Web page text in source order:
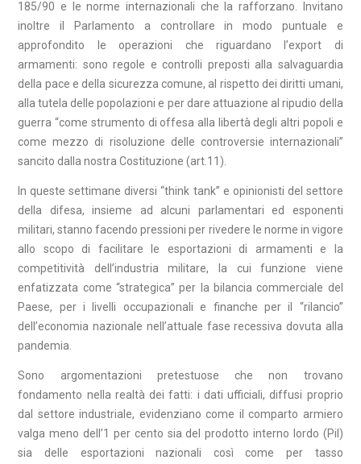
185/90 e le norme internazionali che la rafforzano. Invitano
inoltre il Parlamento a controllare in modo puntuale e
approfondito le operazioni che riguardano l’export di
armamenti: sono regole e controlli preposti alla salvaguardia
della pace e della sicurezza comune, al rispetto dei diritti umani,
alla tutela delle popolazioni e per dare attuazione al ripudio della
guerra “come strumento di offesa alla libertà degli altri popoli e
come mezzo di risoluzione delle controversie internazionali”
sancito dalla nostra Costituzione (art.11).
In queste settimane diversi “think tank” e opinionisti del settore
della difesa, insieme ad alcuni parlamentari ed esponenti
militari, stanno facendo pressioni per rivedere le norme in vigore
allo scopo di facilitare le esportazioni di armamenti e la
competitività dell’industria militare, la cui funzione viene
enfatizzata come “strategica” per la bilancia commerciale del
Paese, per i livelli occupazionali e finanche per il “rilancio”
dell’economia nazionale nell’attuale fase recessiva dovuta alla
pandemia.
Sono argomentazioni pretestuose che non trovano
fondamento nella realtà dei fatti: i dati ufficiali, diffusi proprio
dal settore industriale, evidenziano come il comparto armiero
valga meno dell’1 per cento sia del prodotto interno lordo (Pil)
sia delle esportazioni nazionali così come per tasso